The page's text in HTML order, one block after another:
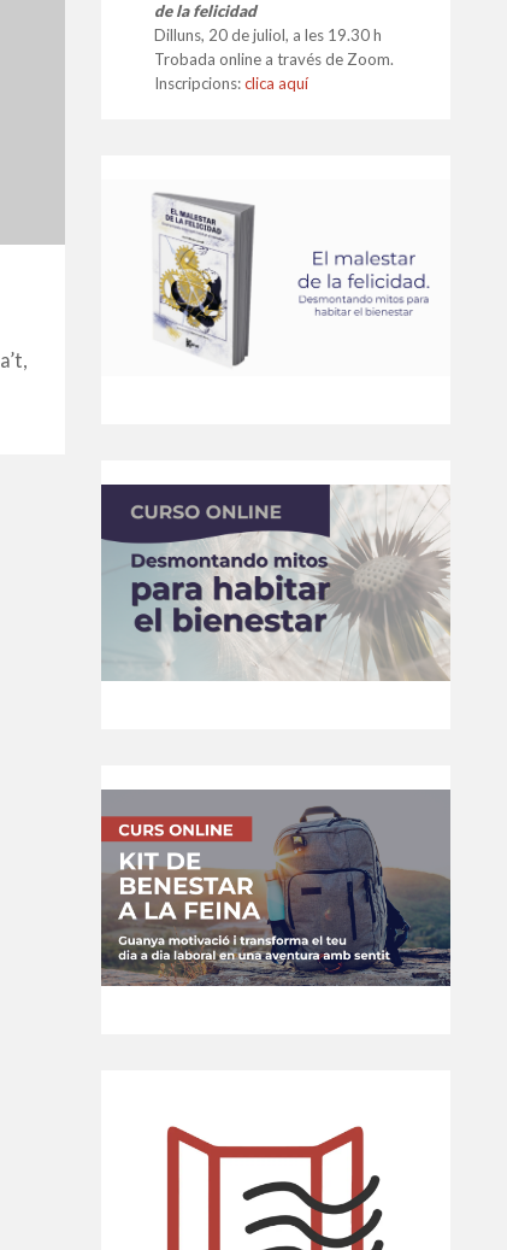
de la felicidad
Dilluns, 20 de juliol, a les 19.30 h
Trobada online a través de Zoom.
Inscripcions:clica aquí